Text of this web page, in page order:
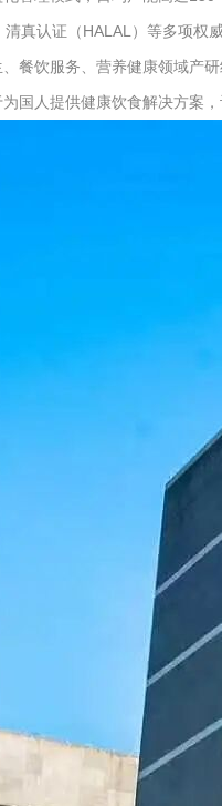
真认证（HALAL）等多项权
餐饮服务、营养健康领域产
国人提供健康饮食解决方案